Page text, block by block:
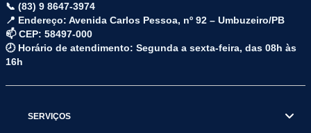
📞 (83) 9 8647-3974
📍 Endereço: Avenida Carlos Pessoa, nº 92 – Umbuzeiro/PB
📫 CEP: 58497-000
🕗 Horário de atendimento: Segunda a sexta-feira, das 08h às
16h
SERVIÇOS